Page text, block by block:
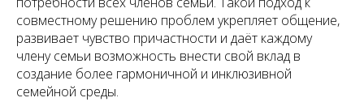
совместному решению проблем укрепляет общение,
развивает чувство причастности и даёт каждому
члену семьи возможность внести свой вклад в
создание более гармоничной и инклюзивной
семейной среды.